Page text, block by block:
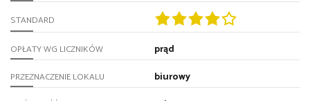
STANDARD
OPŁATY WG LICZNIKÓW prąd
PRZEZNACZENIE LOKALU biurowy